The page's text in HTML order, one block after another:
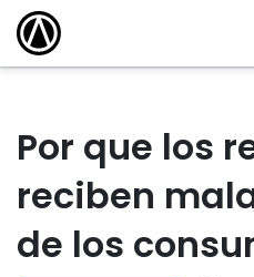
Por que los
reciben
de los